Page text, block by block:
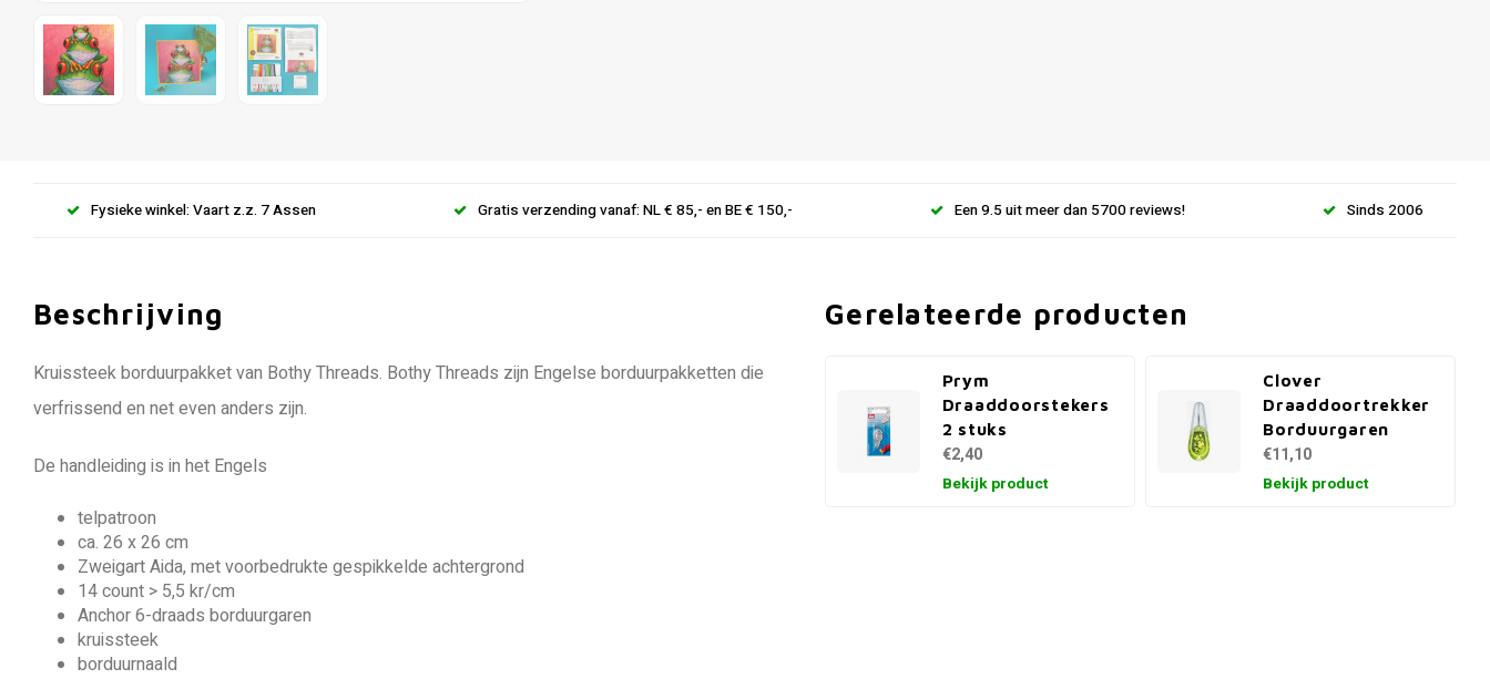
Fysieke winkel: Vaart z.z. 7 Assen Gratis verzending vanaf: NL € 85,- en BE € 150,- Een 9.5 uit meer dan 5700 reviews! Sinds 2006
Beschrijving
Kruissteek borduurpakket van Bothy Threads. Bothy Threads zijn Engelse borduurpakketten die
verfrissend en net even anders zijn.
De handleiding is in het Engels
telpatroon
ca. 26 x 26 cm
Zweigart Aida, met voorbedrukte gespikkelde achtergrond
14 count > 5,5 kr/cm
Anchor 6-draads borduurgaren
kruissteek
borduurnaald
Gerelateerde producten
Prym
Draaddoorstekers
2 stuks
€2,40
Bekijk product
Clover
Draaddoortrekker
Borduurgaren
€11,10
Bekijk product